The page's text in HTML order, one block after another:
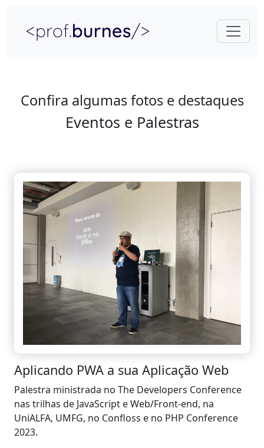
Confira algumas fotos e destaques
Eventos e Palestras
Aplicando PWA a sua Aplicação Web
Palestra ministrada no The Developers Conference
nas trilhas de JavaScript e Web/Front-end, na
UniALFA, UMFG, no Confloss e no PHP Conference
2023.